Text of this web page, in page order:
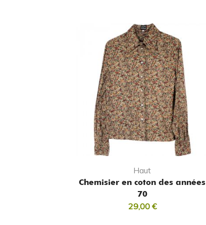
Haut
Chemisier en coton des années
70
29,00 €